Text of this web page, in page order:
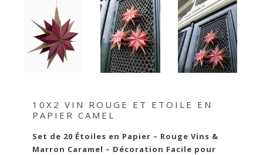
10X2 VIN ROUGE ET ETOILE EN
PAPIER CAMEL
Set de 20 Étoiles en Papier – Rouge Vins &
Marron Caramel – Décoration Facile pour